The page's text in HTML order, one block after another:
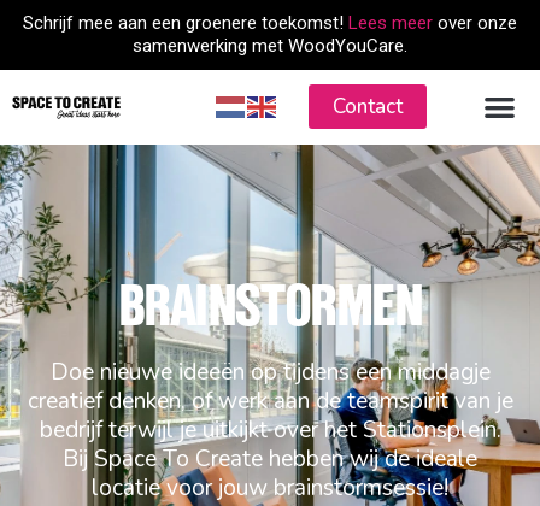
SkipSchrijf mee aan een groenere toekomst! Lees meer over onze
samenwerking met WoodYouCare.
Contact
BRAINSTORMEN
Doe nieuwe ideeën op tijdens een middagje
creatief denken, of werk aan de teamspirit van je
bedrijf terwijl je uitkijkt over het Stationsplein.
Bij Space To Create hebben wij de ideale
locatie voor jouw brainstormsessie!